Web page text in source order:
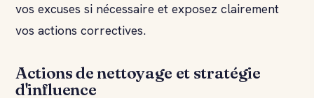
vos excuses si nécessaire et exposez clairement
vos actions correctives.
Actions de nettoyage et stratégie
d'influence